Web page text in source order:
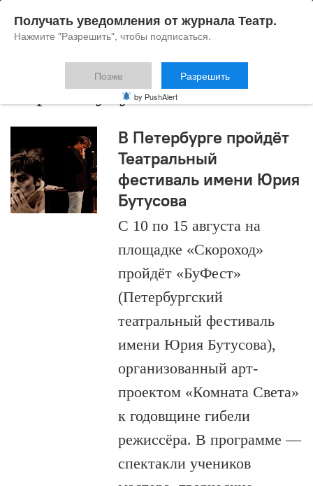
Юрий Бутусов
В Петербурге пройдёт
Театральный
фестиваль имени Юрия
Бутусова
С 10 по 15 августа на
площадке «Скороход»
пройдёт «БуФест»
(Петербургский
театральный фестиваль
имени Юрия Бутусова),
организованный арт-
проектом «Комната Света»
к годовщине гибели
режиссёра. В программе —
спектакли учеников
Получать уведомления от журнала Театр.
Нажмите "Разрешить", чтобы подписаться.
Позже Разрешить
by PushAlert